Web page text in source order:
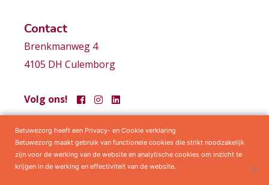
Contact
Brenkmanweg 4
4105 DH Culemborg
Volg ons!
Samenwerkingen Privacy statement Algemene voorwaarden
Betuwezorg heeft een Privacy- en Cookie verklaring
Betuwezorg maakt gebruik van functionele cookies die strikt noodzakelijk
zijn voor de werking van de website en analytische cookies om inzicht te
krijgen in de werking en effectiviteit van de website.